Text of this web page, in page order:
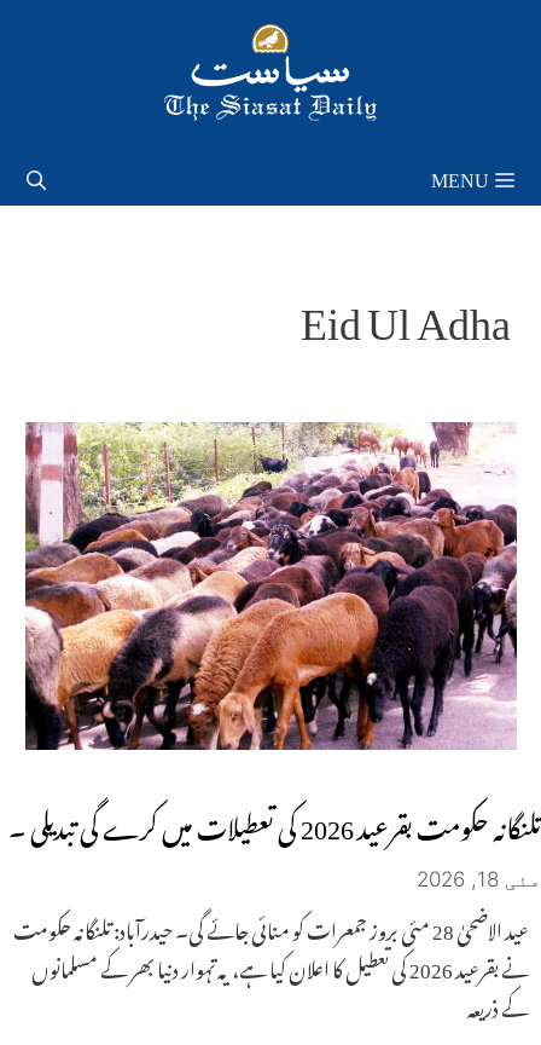
MENU
Eid Ul Adha
تلنگانہ حکومت بقرعید 2026 کی تعطیلات میں کرے گی تبدیلی ۔
مئی 18, 2026
عید الاضحیٰ 28 مئی بروز جمعرات کو منائی جائے گی۔ حیدرآباد: تلنگانہ حکومت
نے بقرعید 2026 کی تعطیل کا اعلان کیا ہے، یہ تہوار دنیا بھر کے مسلمانوں
کے ذریعہ